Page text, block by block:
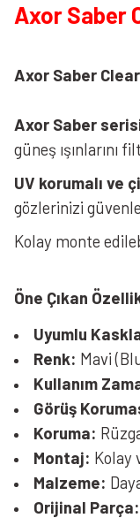
Axor Saber
Axor Saber
Axor Saber
güneş
UV korumalı ve
gözlerinizi
Kolay monte
Öne Çıkan
Uyumlu
Renk: Mavi
Kullanım
Görüş
Koruma:
Montaj: Kolay
Malzeme:
Orijinal Parça: